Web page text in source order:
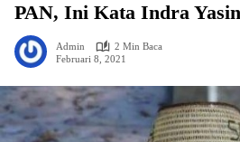
PAN, Ini Kata Indra Yasin
Admin
2 Min Baca
Februari 8, 2021